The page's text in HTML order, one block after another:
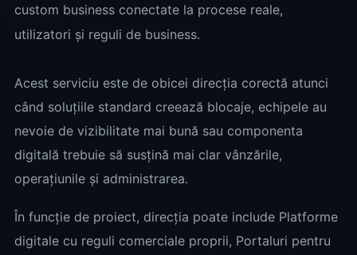
custom business conectate la procese reale,
utilizatori și reguli de business.
Acest serviciu este de obicei direcția corectă atunci
când soluțiile standard creează blocaje, echipele au
nevoie de vizibilitate mai bună sau componenta
digitală trebuie să susțină mai clar vânzările,
operațiunile și administrarea.
În funcție de proiect, direcția poate include Platforme
digitale cu reguli comerciale proprii, Portaluri pentru